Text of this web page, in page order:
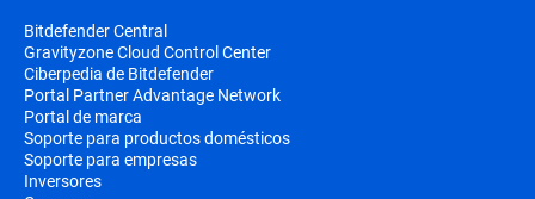
Bitdefender Central
Gravityzone Cloud Control Center
Ciberpedia de Bitdefender
Portal Partner Advantage Network
Portal de marca
Soporte para productos domésticos
Soporte para empresas
Inversores